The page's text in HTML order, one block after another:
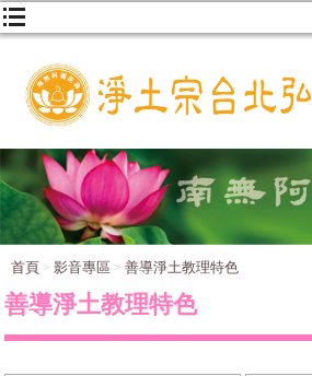
首頁 影音專區 善導淨土教理特色
善導淨土教理特色